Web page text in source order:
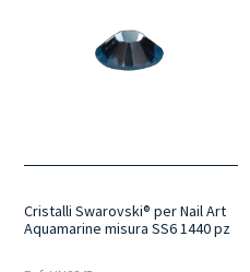
Cristalli Swarovski® per Nail Art
Aquamarine misura SS6 1440 pz